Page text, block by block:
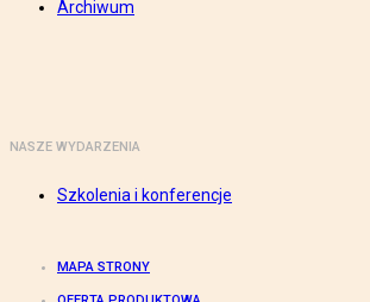
Archiwum
NASZE WYDARZENIA
Szkolenia i konferencje
MAPA STRONY